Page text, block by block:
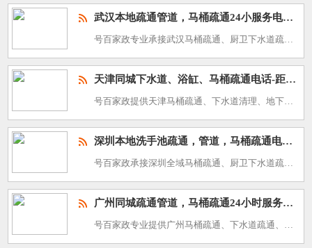
武汉本地疏通管道，马桶疏通24小服务电话-快速上门
号百家政专业承接武汉马桶疏通、厨卫下水道疏通、高压管道清洗、化粪池清理服务，服务热线：400-688-3588。武汉江城，长江、汉江穿城而过，梅雨季降水集中，夏热冬冷温差巨大，大量老旧单位小区，管道淤
天津同城下水道、浴缸、马桶疏通电话-距离500米快速上门
号百家政提供天津马桶疏通、下水道清理、地下管道高压清洗、化粪池清掏服务，24 小时上门热线：400-688-3588。天津北方滨海城市，毗邻海河，春季多风沙，冬季寒冷漫长，和平、南开大量老旧小区使用老
深圳本地洗手池疏通，管道，马桶疏通电话、附近500米
号百家政承接深圳全域马桶疏通、厨卫下水道疏通、高压管道清洗、化粪池清理维保服务，联系电话：400-688-3588。深圳沿海大都市，夏季漫长高温，台风、短时暴雨多发，外来人口庞大，城中村、写字楼、产业
广州同城疏通管道，马桶疏通24小时服务电话-快速上门
号百家政专业提供广州马桶疏通、下水道疏通、高压管道清洗、化粪池抽污清掏服务，全城上门热线：400-688-3588。广州亚热带沿海城市，夏季漫长高温，龙舟水汛期降雨充沛，回南天现象显著，城中村密集，餐